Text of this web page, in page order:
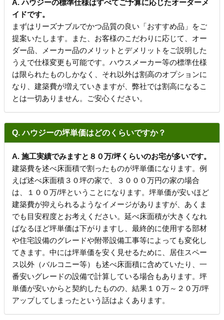
A. ハウジーの標準仕様はすべてご予算に応じたオーダーメ
イドです。
まずはリーズナブルでかつ品質の良い「おすすめ品」をご
提案いたします。また、お客様のこだわりに応じて、オー
ダー品、メーカー品のメリットとデメリットをご説明した
うえで仕様変更も可能です。ハウスメーカー等の標準仕様
は限られたものしかなく、それ以外は割高のオプションに
なり、建築費が増えていきますが、弊社では割高になるこ
とは一切ありません。ご安心ください。
Q. ハウジーの坪単価はどのくらいですか？
A. 施工実績でみますと８０万/坪くらいのお宅が多いです。
建築費を述べ床面積で割ったものが坪単価になります。例
えば述べ床面積３０坪の家で、３０００万円の家の場合
は、１００万/坪ということになります。坪単価が安いほど
建築費が抑えられるようなイメージがありますが、あくま
でも目安程度とお考えください。延べ床面積が大きくなれ
ばなるほど坪単価は下がりますし、最終的に使用する部材
や住宅設備のグレードや附帯設備工事等によっても変化し
てきます。中には坪単価を安く見せるために、居住スペー
ス以外（バルコニー等）も述べ床面積に含めていたり、一
番安いグレードの設備で計算している場合もあります。坪
単価が安いからと契約したものの、結果１０万～２０万/坪
アップしてしまったという話はよくあります。